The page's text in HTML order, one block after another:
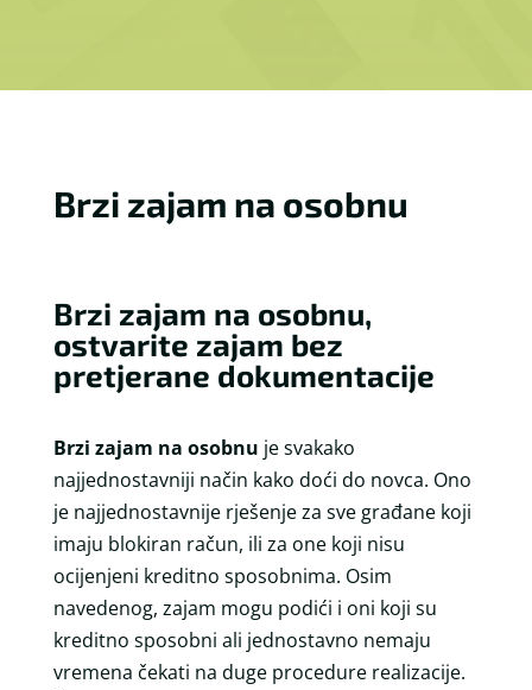
Brzi zajam na osobnu
Brzi zajam na osobnu,
ostvarite zajam bez
pretjerane dokumentacije
Brzi zajam na osobnu je svakako
najjednostavniji način kako doći do novca. Ono
je najjednostavnije rješenje za sve građane koji
imaju blokiran račun, ili za one koji nisu
ocijenjeni kreditno sposobnima. Osim
navedenog, zajam mogu podići i oni koji su
kreditno sposobni ali jednostavno nemaju
vremena čekati na duge procedure realizacije.